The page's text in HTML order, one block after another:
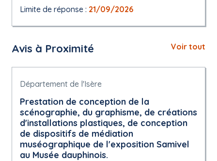
Limite de réponse : 21/09/2026
Avis à Proximité Voir tout
Département de l'Isère
Prestation de conception de la
scénographie, du graphisme, de créations
d'installations plastiques, de conception
de dispositifs de médiation
muséographique de l'exposition Samivel
au Musée dauphinois.